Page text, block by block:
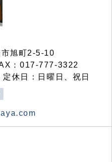
旭町2-5-10
：017-777-3322
休日：日曜日、祝日